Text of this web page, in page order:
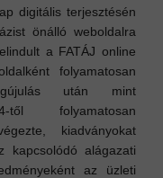
digitális terjesztésén
önálló weboldalra
a FATÁJ online
folyamatosan
után mint
től folyamatosan
kiadványokat
kapcsolódó alágazati
az üzleti